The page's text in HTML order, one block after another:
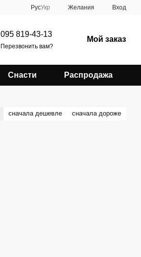
РусУкр Желания Вход
095 819-43-13
Перезвонить вам?
Мой заказ
Снасти Распродажа
сначала дешевле сначала дороже